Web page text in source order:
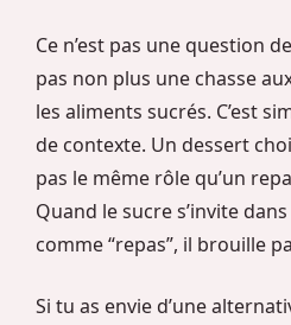
Ce n’est pas une question
pas non plus une chasse
les aliments sucrés. C’est
de contexte. Un dessert
pas le même rôle qu’un
Quand le sucre s’invite
comme “repas”, il brouille
Si tu as envie d’une